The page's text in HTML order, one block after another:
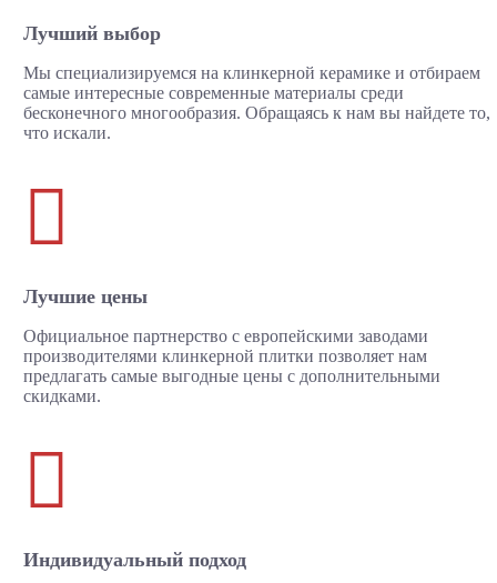
Лучший выбор
Мы специализируемся на клинкерной керамике и отбираем
самые интересные современные материалы среди
бесконечного многообразия. Обращаясь к нам вы найдете то,
что искали.

Лучшие цены
Официальное партнерство с европейскими заводами
производителями клинкерной плитки позволяет нам
предлагать самые выгодные цены с дополнительными
скидками.

Индивидуальный подход